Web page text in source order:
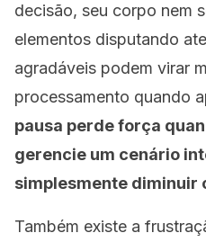
decisão, seu corpo nem
elementos disputando
agradáveis podem virar
processamento quando
pausa perde força
gerencie um cenário
simplesmente diminuir
Também existe a